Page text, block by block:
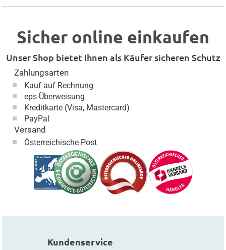
Sicher online einkaufen
Unser Shop bietet Ihnen als Käufer sicheren Schutz
Zahlungsarten
Kauf auf Rechnung
eps-Überweisung
Kreditkarte (Visa, Mastercard)
PayPal
Versand
Österreichische Post
Kundenservice